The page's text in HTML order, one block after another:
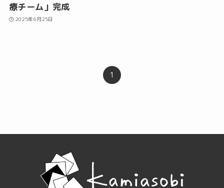
療チーム」完成
2025年6月25日
1